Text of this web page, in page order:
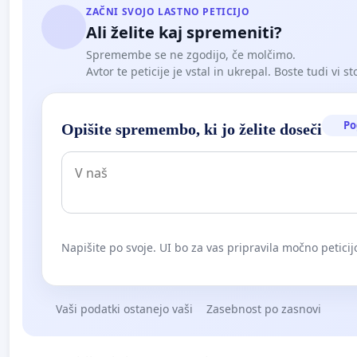
in predelovanja niti nenevarnih, kaj šele nevarnih
V kolikor se zgoraj uresničene točke ne uresničijo, in
večjih sprememb (postavili bodo le nekaj šotorov in
združba dovolj), kar bo posmeh pravni državi in zelo
smo krajani s prve roke izvedeli, da direktor
počnejo karkoli, zelo diši!
L J U D J E , P O D P I S U J T E P E T I C I J O I N J O D
ZAČNI SVOJO LASTNO PETICIJO
Ali želite kaj spremeniti?
Spremembe se ne zgodijo, če molčimo.
Avtor te peticije je vstal in ukrepal. Boste tudi vi
Opišite spremembo, ki jo želite doseči
Napišite po svoje. UI bo za vas pripravila močno
Vaši podatki ostanejo vaši Zasebnost po zasnovi